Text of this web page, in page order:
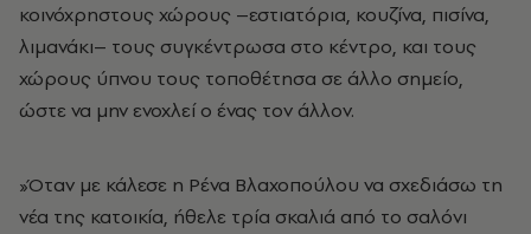
κοινόχρηστους χώρους –εστιατόρια, κουζίνα, πισίνα,
λιμανάκι– τους συγκέντρωσα στο κέντρο, και τους
χώρους ύπνου τους τοποθέτησα σε άλλο σημείο,
ώστε να μην ενοχλεί ο ένας τον άλλον.
»Όταν με κάλεσε η Ρένα Βλαχοπούλου να σχεδιάσω τη
νέα της κατοικία, ήθελε τρία σκαλιά από το σαλόνι